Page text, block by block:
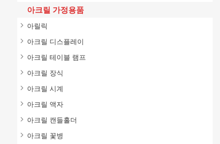
아크릴 가정용품
아릴릭
아크릴 디스플레이
아크릴 테이블 램프
아크릴 장식
아크릴 시계
아크릴 액자
아크릴 캔들홀더
아크릴 꽃병